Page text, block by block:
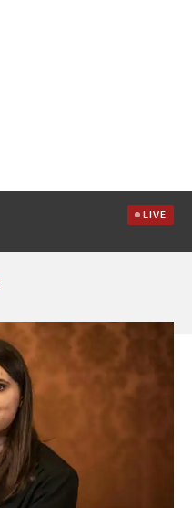
LIVE